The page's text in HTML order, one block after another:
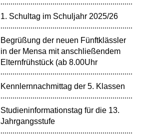
1. Schultag im Schuljahr 2025/26
Begrüßung der neuen Fünftklässler
in der Mensa mit anschließendem
Elternfrühstück (ab 8.00Uhr
Kennlernnachmittag der 5. Klassen
Studieninformationstag für die 13.
Jahrgangsstufe